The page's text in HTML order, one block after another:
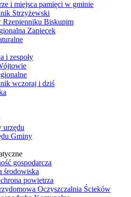
i miejsca pamięci w gminie
Strzyżewski
Biskupim
Zapiecek
i zespoły
wczoraj i dziś
urzędu
Gminy
gospodarcza
środowiska
powietrza
Oczyszczalnia Ścieków